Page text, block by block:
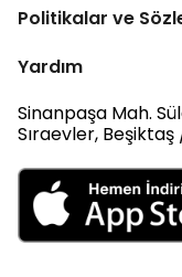
Politikalar ve
Yardım
Sinanpaşa Mah.
Sıraevler,